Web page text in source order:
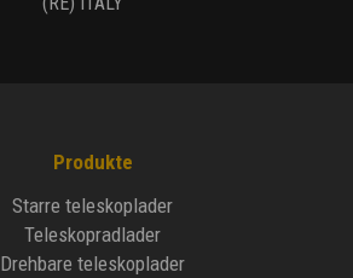
Produkte
Starre teleskoplader
Teleskopradlader
Drehbare teleskoplader